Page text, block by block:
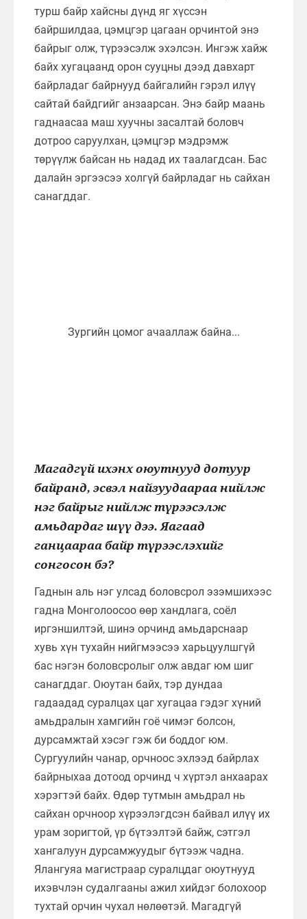
турш байр хайсны дүнд яг хүссэн
байршилдаа, цэмцгэр цагаан орчинтой энэ
байрыг олж, түрээсэлж эхэлсэн. Ингэж хайж
байх хугацаанд орон сууцны дээд давхарт
байрладаг байрнууд байгалийн гэрэл илүү
сайтай байдгийг анзаарсан. Энэ байр маань
гаднаасаа маш хуучны засалтай боловч
дотроо саруулхан, цэмцгэр мэдрэмж
төрүүлж байсан нь надад их таалагдсан. Бас
далайн эргээсээ холгүй байрладаг нь сайхан
санагддаг.
Магадгүй ихэнх оюутнууд дотуур
байранд, эсвэл найзуудаараа нийлж
нэг байрыг нийлж түрээсэлж
амьдардаг шүү дээ. Яагаад
ганцаараа байр түрээслэхийг
сонгосон бэ?
Гаднын аль нэг улсад боловсрол эзэмшихээс
гадна Монголоосоо өөр хандлага, соёл
иргэншилтэй, шинэ орчинд амьдарснаар
хувь хүн тухайн нийгмээсээ харьцуулшгүй
бас нэгэн боловсролыг олж авдаг юм шиг
санагддаг. Оюутан байх, тэр дундаа
гадаадад суралцах цаг хугацаа гэдэг хүний
амьдралын хамгийн гоё чимэг болсон,
дурсамжтай хэсэг гэж би боддог юм.
Сургуулийн чанар, орчноос эхлээд байрлах
байрныхаа дотоод орчинд ч хүртэл анхаарах
хэрэгтэй байх. Өдөр тутмын амьдрал нь
сайхан орчноор хүрээлэгдсэн байвал илүү их
урам зоригтой, үр бүтээлтэй байж, сэтгэл
хангалуун дурсамжуудыг бүтээж чадна.
Ялангуяа магистраар суралцдаг оюутнууд
ихэвчлэн судалгааны ажил хийдэг болохоор
тухтай орчин чухал нөлөөтэй. Магадгүй